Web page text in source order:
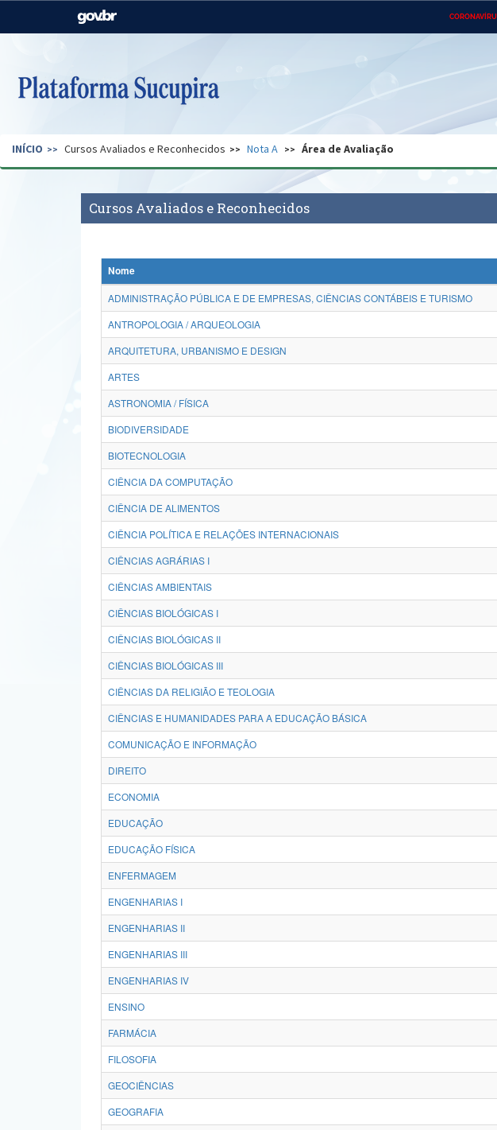
Casa Civil
Pecuária e Abastecimento
Ministério do
Regional
Secretaria de Governo Gabinete de Segurança Advocacia-Geral da União
INÍCIO Cursos Avaliados e Reconhecidos Nota A Área de Avaliação
Cursos Avaliados e Reconhecidos
Nome
ADMINISTRAÇÃO PÚBLICA E DE EMPRESAS, CIÊNCIAS CONTÁBEIS E TURISMO
ANTROPOLOGIA / ARQUEOLOGIA
ARQUITETURA, URBANISMO E DESIGN
ARTES
ASTRONOMIA / FÍSICA
BIODIVERSIDADE
BIOTECNOLOGIA
CIÊNCIA DA COMPUTAÇÃO
CIÊNCIA DE ALIMENTOS
CIÊNCIA POLÍTICA E RELAÇÕES INTERNACIONAIS
CIÊNCIAS AGRÁRIAS I
CIÊNCIAS AMBIENTAIS
CIÊNCIAS BIOLÓGICAS I
CIÊNCIAS BIOLÓGICAS II
CIÊNCIAS BIOLÓGICAS III
CIÊNCIAS DA RELIGIÃO E TEOLOGIA
CIÊNCIAS E HUMANIDADES PARA A EDUCAÇÃO BÁSICA
COMUNICAÇÃO E INFORMAÇÃO
DIREITO
ECONOMIA
EDUCAÇÃO
EDUCAÇÃO FÍSICA
ENFERMAGEM
ENGENHARIAS I
ENGENHARIAS II
ENGENHARIAS III
ENGENHARIAS IV
ENSINO
FARMÁCIA
FILOSOFIA
GEOCIÊNCIAS
GEOGRAFIA